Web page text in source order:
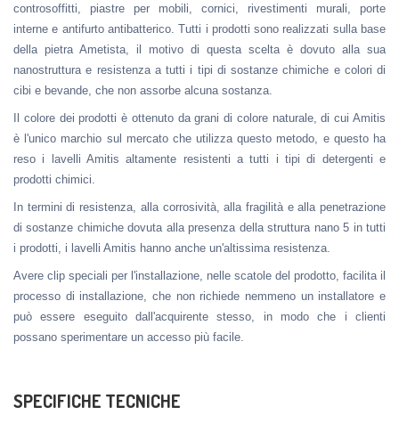
controsoffitti, piastre per mobili, cornici, rivestimenti murali, porte
interne e antifurto antibatterico. Tutti i prodotti sono realizzati sulla base
della pietra Ametista, il motivo di questa scelta è dovuto alla sua
nanostruttura e resistenza a tutti i tipi di sostanze chimiche e colori di
cibi e bevande, che non assorbe alcuna sostanza.
Il colore dei prodotti è ottenuto da grani di colore naturale, di cui Amitis
è l'unico marchio sul mercato che utilizza questo metodo, e questo ha
reso i lavelli Amitis altamente resistenti a tutti i tipi di detergenti e
prodotti chimici.
In termini di resistenza, alla corrosività, alla fragilità e alla penetrazione
di sostanze chimiche dovuta alla presenza della struttura nano 5 in tutti
i prodotti, i lavelli Amitis hanno anche un'altissima resistenza.
Avere clip speciali per l'installazione, nelle scatole del prodotto, facilita il
processo di installazione, che non richiede nemmeno un installatore e
può essere eseguito dall'acquirente stesso, in modo che i clienti
possano sperimentare un accesso più facile.
SPECIFICHE TECNICHE